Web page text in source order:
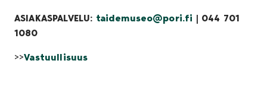
ASIAKASPALVELU: taidemuseo@pori.fi | 044 701
1080
>>Vastuullisuus